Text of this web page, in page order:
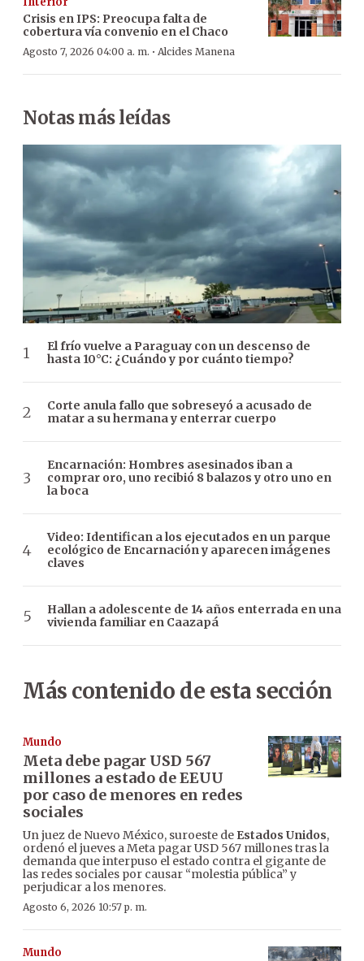
Crisis en IPS: Preocupa falta de
cobertura vía convenio en el Chaco
Agosto 7, 2026 04:00 a. m. · Alcides Manena
Notas más leídas
El frío vuelve a Paraguay con un descenso de
hasta 10°C: ¿Cuándo y por cuánto tiempo?
Corte anula fallo que sobreseyó a acusado de
matar a su hermana y enterrar cuerpo
Encarnación: Hombres asesinados iban a
comprar oro, uno recibió 8 balazos y otro uno en
la boca
Video: Identifican a los ejecutados en un parque
ecológico de Encarnación y aparecen imágenes
claves
Hallan a adolescente de 14 años enterrada en una
vivienda familiar en Caazapá
Más contenido de esta sección
Mundo
Meta debe pagar USD 567
millones a estado de EEUU
por caso de menores en redes
sociales
Un juez de Nuevo México, suroeste de Estados Unidos,
ordenó el jueves a Meta pagar USD 567 millones tras la
demanda que interpuso el estado contra el gigante de
las redes sociales por causar “molestia pública” y
perjudicar a los menores.
Agosto 6, 2026 10:57 p. m.
Mundo